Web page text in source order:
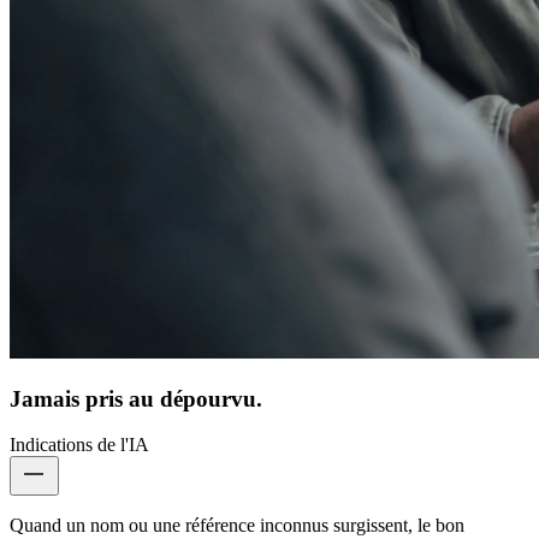
Jamais pris au dépourvu.
Indications de l'IA